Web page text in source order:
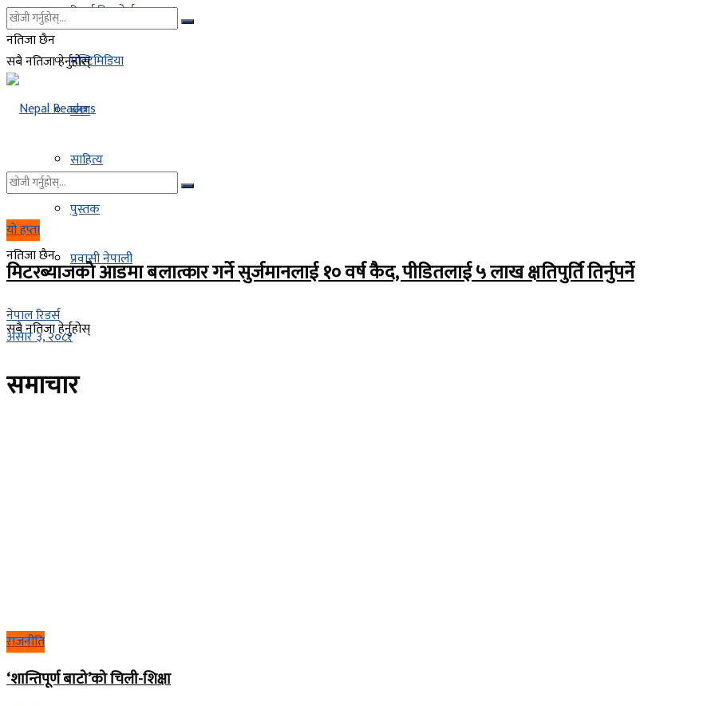
रिडर्स डिस्कोर्स
मल्टिमिडिया
ब्लग
साहित्य
पुस्तक
प्रवासी नेपाली
नतिजा छैन
सबै नतिजा हेर्नुहोस्
नतिजा छैन
सबै नतिजा हेर्नुहोस्
यो हप्ता
मिटरब्याजको आडमा बलात्कार गर्ने सुर्जमानलाई १० वर्ष कैद, पीडितलाई ५ लाख क्षतिपुर्ति तिर्नुपर्ने
नेपाल रिडर्स
असार ३, २०८१
समाचार
राजनीति
‘शान्तिपूर्ण बाटो’को चिली-शिक्षा